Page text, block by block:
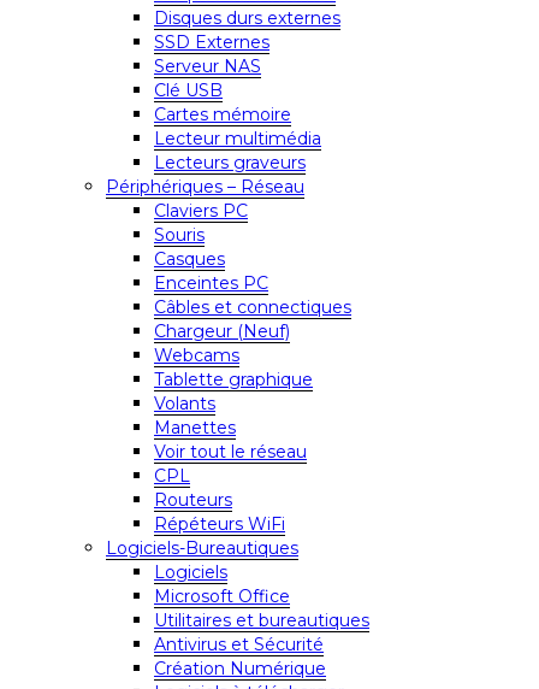
Disques durs externes
SSD Externes
Serveur NAS
Clé USB
Cartes mémoire
Lecteur multimédia
Lecteurs graveurs
Périphériques – Réseau
Claviers PC
Souris
Casques
Enceintes PC
Câbles et connectiques
Chargeur (Neuf)
Webcams
Tablette graphique
Volants
Manettes
Voir tout le réseau
CPL
Routeurs
Répéteurs WiFi
Logiciels-Bureautiques
Logiciels
Microsoft Office
Utilitaires et bureautiques
Antivirus et Sécurité
Création Numérique